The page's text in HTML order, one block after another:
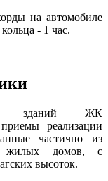
на автомобиле
- 1 час.
зданий ЖК
реализации
частично из
жилых домов, с
высоток.